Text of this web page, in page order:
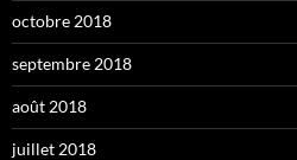
octobre 2018
septembre 2018
août 2018
juillet 2018